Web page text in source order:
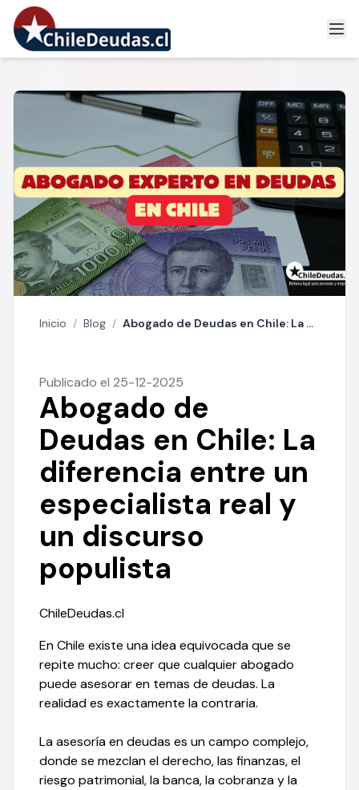
Inicio / Blog / Abogado de Deudas en Chile: La diferencia entre un especialista real y un discurso populista
Publicado el 25-12-2025
Abogado de
Deudas en Chile: La
diferencia entre un
especialista real y
un discurso
populista
ChileDeudas.cl
En Chile existe una idea equivocada que se
repite mucho: creer que cualquier abogado
puede asesorar en temas de deudas. La
realidad es exactamente la contraria.
La asesoría en deudas es un campo complejo,
donde se mezclan el derecho, las finanzas, el
riesgo patrimonial, la banca, la cobranza y la